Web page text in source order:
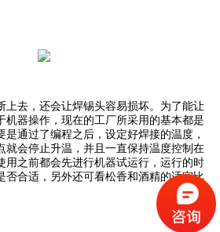
去，还会让焊锡头容易损坏。为了能让
机器操作，现在的工厂所采用的基本都是
通过了编程之后，设定好焊接的温度，
就会停止升温，并且一直保持温度控制在
用之前都会先进行机器试运行，运行的时
否合适，另外还可看松香和酒精的适宜比